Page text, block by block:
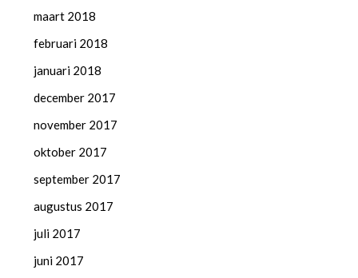
maart 2018
februari 2018
januari 2018
december 2017
november 2017
oktober 2017
september 2017
augustus 2017
juli 2017
juni 2017